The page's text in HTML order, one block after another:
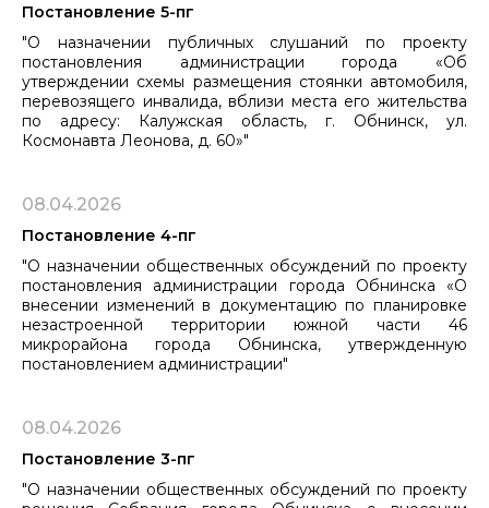
Постановление 5-пг
"О назначении публичных слушаний по проекту
постановления администрации города «Об
утверждении схемы размещения стоянки автомобиля,
перевозящего инвалида, вблизи места его жительства
по адресу: Калужская область, г. Обнинск, ул.
Космонавта Леонова, д. 60»"
08.04.2026
Постановление 4-пг
"О назначении общественных обсуждений по проекту
постановления администрации города Обнинска «О
внесении изменений в документацию по планировке
незастроенной территории южной части 46
микрорайона города Обнинска, утвержденную
постановлением администрации"
08.04.2026
Постановление 3-пг
"О назначении общественных обсуждений по проекту